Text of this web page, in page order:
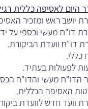
היום לאסיפה כללית
יושב ראש ומזכיר
דו"ח מעשי וכספי על
דו"ח וועדת הביקורת.
כללי.
לפעולות בעתיד.
הדו"ח מעשי והדו"ח
האסיפה הכללית.
וועד חדש לוועדת